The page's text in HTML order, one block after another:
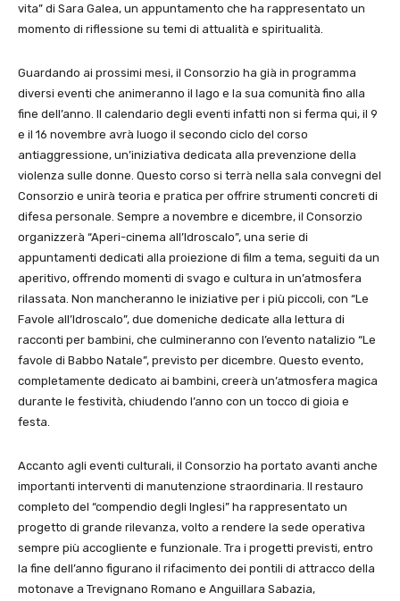
vita” di Sara Galea, un appuntamento che ha rappresentato un
momento di riflessione su temi di attualità e spiritualità.
Guardando ai prossimi mesi, il Consorzio ha già in programma
diversi eventi che animeranno il lago e la sua comunità fino alla
fine dell’anno. Il calendario degli eventi infatti non si ferma qui, il 9
e il 16 novembre avrà luogo il secondo ciclo del corso
antiaggressione, un’iniziativa dedicata alla prevenzione della
violenza sulle donne. Questo corso si terrà nella sala convegni del
Consorzio e unirà teoria e pratica per offrire strumenti concreti di
difesa personale. Sempre a novembre e dicembre, il Consorzio
organizzerà “Aperi-cinema all’Idroscalo”, una serie di
appuntamenti dedicati alla proiezione di film a tema, seguiti da un
aperitivo, offrendo momenti di svago e cultura in un’atmosfera
rilassata. Non mancheranno le iniziative per i più piccoli, con “Le
Favole all’Idroscalo”, due domeniche dedicate alla lettura di
racconti per bambini, che culmineranno con l’evento natalizio “Le
favole di Babbo Natale”, previsto per dicembre. Questo evento,
completamente dedicato ai bambini, creerà un’atmosfera magica
durante le festività, chiudendo l’anno con un tocco di gioia e
festa.
Accanto agli eventi culturali, il Consorzio ha portato avanti anche
importanti interventi di manutenzione straordinaria. Il restauro
completo del “compendio degli Inglesi” ha rappresentato un
progetto di grande rilevanza, volto a rendere la sede operativa
sempre più accogliente e funzionale. Tra i progetti previsti, entro
la fine dell’anno figurano il rifacimento dei pontili di attracco della
motonave a Trevignano Romano e Anguillara Sabazia,